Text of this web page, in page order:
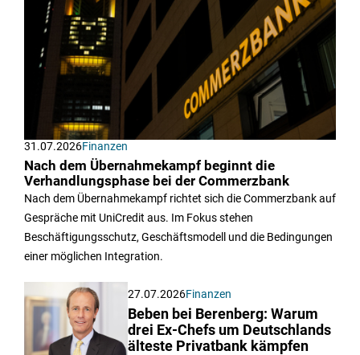
31.07.2026Finanzen
Nach dem Übernahmekampf beginnt die
Verhandlungsphase bei der Commerzbank
Nach dem Übernahmekampf richtet sich die Commerzbank auf
Gespräche mit UniCredit aus. Im Fokus stehen
Beschäftigungsschutz, Geschäftsmodell und die Bedingungen
einer möglichen Integration.
27.07.2026Finanzen
Beben bei Berenberg: Warum
drei Ex-Chefs um Deutschlands
älteste Privatbank kämpfen